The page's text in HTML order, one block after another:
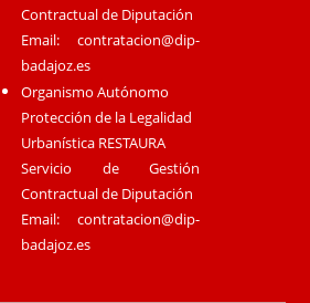
Contractual de Diputación
Email:contratacion@dip-
badajoz.es
Organismo Autónomo
Protección de la Legalidad
Urbanística RESTAURA
Servicio de Gestión
Contractual de Diputación
Email:contratacion@dip-
badajoz.es